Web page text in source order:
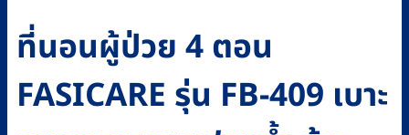
ที่นอนผู้ป่วย 4 ตอน
FASICARE รุ่น FB-409 เบาะ